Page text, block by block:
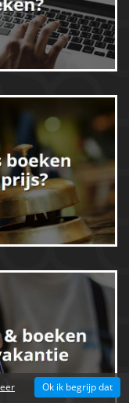
Ok ik begrijp dat